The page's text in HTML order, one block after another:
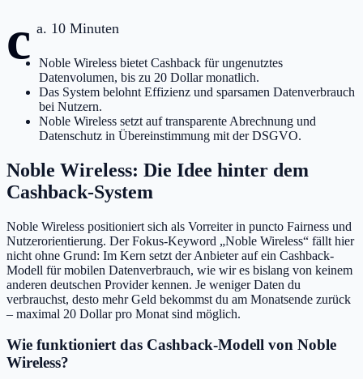
c a. 10 Minuten
Noble Wireless bietet Cashback für ungenutztes
Datenvolumen, bis zu 20 Dollar monatlich.
Das System belohnt Effizienz und sparsamen Datenverbrauch
bei Nutzern.
Noble Wireless setzt auf transparente Abrechnung und
Datenschutz in Übereinstimmung mit der DSGVO.
Noble Wireless: Die Idee hinter dem
Cashback-System
Noble Wireless positioniert sich als Vorreiter in puncto Fairness und
Nutzerorientierung. Der Fokus-Keyword „Noble Wireless“ fällt hier
nicht ohne Grund: Im Kern setzt der Anbieter auf ein Cashback-
Modell für mobilen Datenverbrauch, wie wir es bislang von keinem
anderen deutschen Provider kennen. Je weniger Daten du
verbrauchst, desto mehr Geld bekommst du am Monatsende zurück
– maximal 20 Dollar pro Monat sind möglich.
Wie funktioniert das Cashback-Modell von Noble
Wireless?